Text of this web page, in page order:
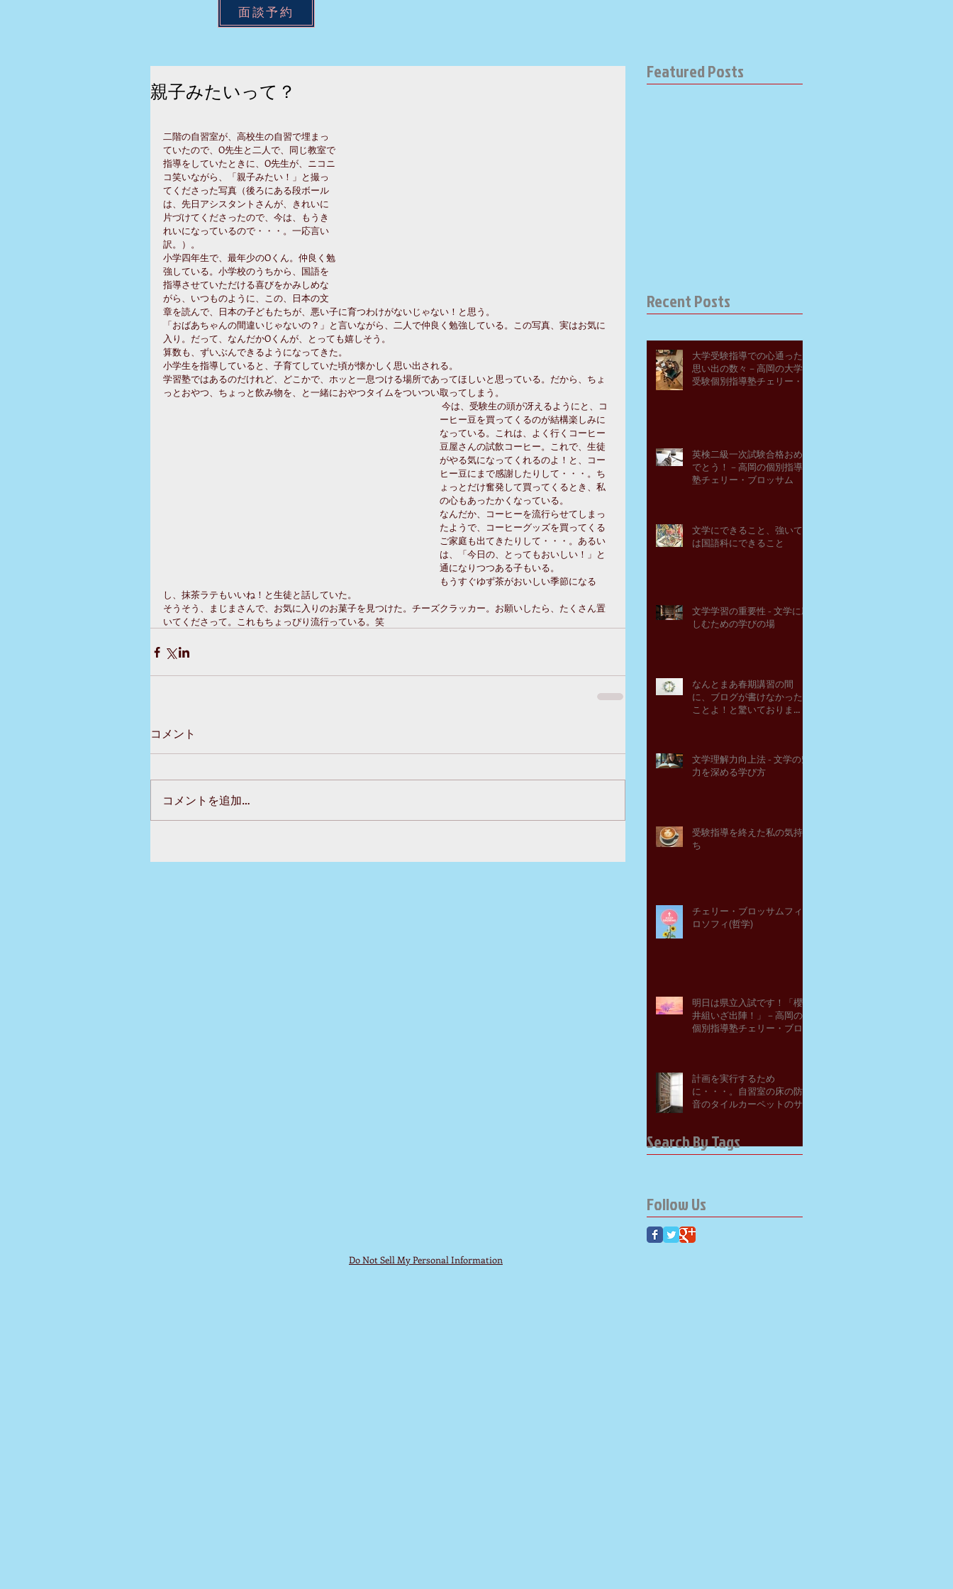
面談予約
親子みたいって？
二階の自習室が、高校生の自習で埋まっ
ていたので、O先生と二人で、同じ教室で
指導をしていたときに、O先生が、ニコニ
コ笑いながら、「親子みたい！」と撮っ
てくださった写真（後ろにある段ボール
は、先日アシスタントさんが、きれいに
片づけてくださったので、今は、もうき
れいになっているので・・・。一応言い
訳。）。
小学四年生で、最年少のOくん。仲良く勉
強している。小学校のうちから、国語を
指導させていただける喜びをかみしめな
がら、いつものように、この、日本の文
章を読んで、日本の子どもたちが、悪い子に育つわけがないじゃない！と思う。
「おばあちゃんの間違いじゃないの？」と言いながら、二人で仲良く勉強している。この写真、実はお気に
入り。だって、なんだかOくんが、とっても嬉しそう。
算数も、ずいぶんできるようになってきた。
小学生を指導していると、子育てしていた頃が懐かしく思い出される。
学習塾ではあるのだけれど、どこかで、ホッと一息つける場所であってほしいと思っている。だから、ちょ
っとおやつ、ちょっと飲み物を、と一緒におやつタイムをついつい取ってしまう。
ーヒー豆を買ってくるのが結構楽しみに
なっている。これは、よく行くコーヒー
豆屋さんの試飲コーヒー。これで、生徒
がやる気になってくれるのよ！と、コー
ヒー豆にまで感謝したりして・・・。ち
ょっとだけ奮発して買ってくるとき、私
の心もあったかくなっている。
なんだか、コーヒーを流行らせてしまっ
たようで、コーヒーグッズを買ってくる
ご家庭も出てきたりして・・・。あるい
は、「今日の、とってもおいしい！」と
通になりつつある子もいる。
もうすぐゆず茶がおいしい季節になる
し、抹茶ラテもいいね！と生徒と話していた。
そうそう、まじまさんで、お気に入りのお菓子を見つけた。チーズクラッカー。お願いしたら、たくさん置
いてくださって。これもちょっぴり流行っている。笑
コメント
コメントを追加…
Featured Posts
Recent Posts
大学受験指導での心通った
思い出の数々－高岡の大学
受験個別指導塾チェリー・
英検二級一次試験合格おめ
でとう！－高岡の個別指導
塾チェリー・ブロッサム
文学にできること、強いて
は国語科にできること
文学学習の重要性 - 文学に親
しむための学びの場
なんとまあ春期講習の間
に、ブログが書けなかった
ことよ！と驚いておりま
文学理解力向上法 - 文学の魅
力を深める学び方
受験指導を終えた私の気持
ち
チェリー・ブロッサムフィ
ロソフィ(哲学)
明日は県立入試です！「櫻
井組いざ出陣！」－高岡の
個別指導塾チェリー・ブロ
計画を実行するため
に・・・。自習室の床の防
音のタイルカーペットのサ
塾チェリー・ブロッサム
Search By Tags
Follow Us
Do Not Sell My Personal Information